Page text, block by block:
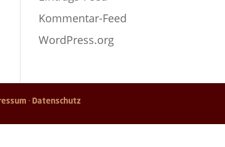
Kommentar-Feed
WordPress.org
· Datenschutz